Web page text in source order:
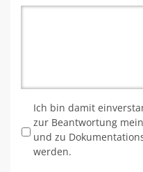
Ich bin damit
zur Beantwortung
und zu
werden.